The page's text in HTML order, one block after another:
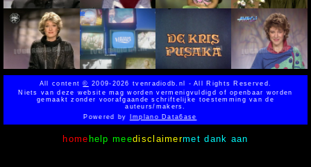
All content© 2009-2026 tvenradiodb.nl - All Rights Reserved.
Niets van deze website mag worden vermenigvuldigd of openbaar worden
gemaakt zonder voorafgaande schriftelijke toestemming van de
auteurs/makers.
Powered byImplano Data6ase
homehelp meedisclaimermet dank aan